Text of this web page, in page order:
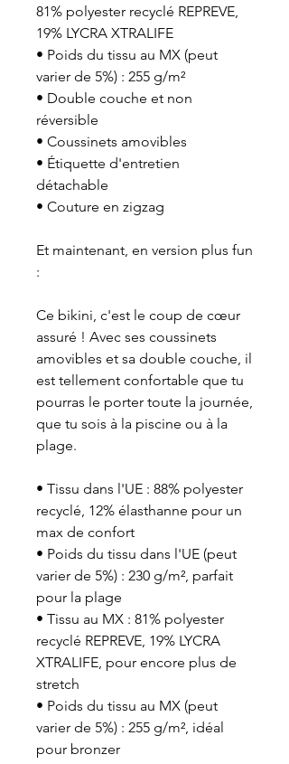
81% polyester recyclé REPREVE,
19% LYCRA XTRALIFE
• Poids du tissu au MX (peut
varier de 5%) : 255 g/m²
• Double couche et non
réversible
• Coussinets amovibles
• Étiquette d'entretien
détachable
• Couture en zigzag
Et maintenant, en version plus fun
:
Ce bikini, c'est le coup de cœur
assuré ! Avec ses coussinets
amovibles et sa double couche, il
est tellement confortable que tu
pourras le porter toute la journée,
que tu sois à la piscine ou à la
plage.
• Tissu dans l'UE : 88% polyester
recyclé, 12% élasthanne pour un
max de confort
• Poids du tissu dans l'UE (peut
varier de 5%) : 230 g/m², parfait
pour la plage
• Tissu au MX : 81% polyester
recyclé REPREVE, 19% LYCRA
XTRALIFE, pour encore plus de
stretch
• Poids du tissu au MX (peut
varier de 5%) : 255 g/m², idéal
pour bronzer